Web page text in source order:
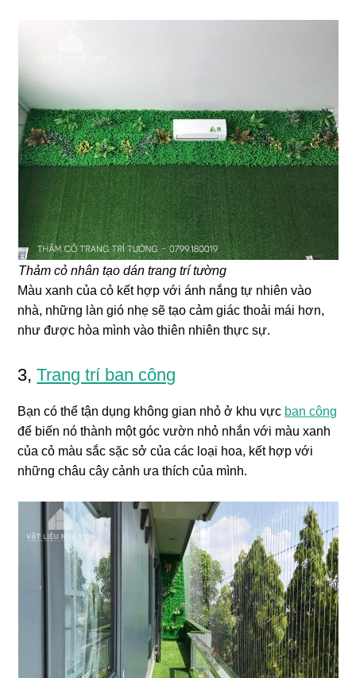
Thảm cỏ nhân tạo dán trang trí tường
Màu xanh của cỏ kết hợp với ánh nắng tự nhiên vào
nhà, những làn gió nhẹ sẽ tạo cảm giác thoải mái hơn,
như được hòa mình vào thiên nhiên thực sự.
3,Trang trí ban công
Bạn có thể tận dụng không gian nhỏ ở khu vực ban công
để biến nó thành một góc vườn nhỏ nhắn với màu xanh
của cỏ màu sắc sặc sở của các loại hoa, kết hợp với
những châu cây cảnh ưa thích của mình.